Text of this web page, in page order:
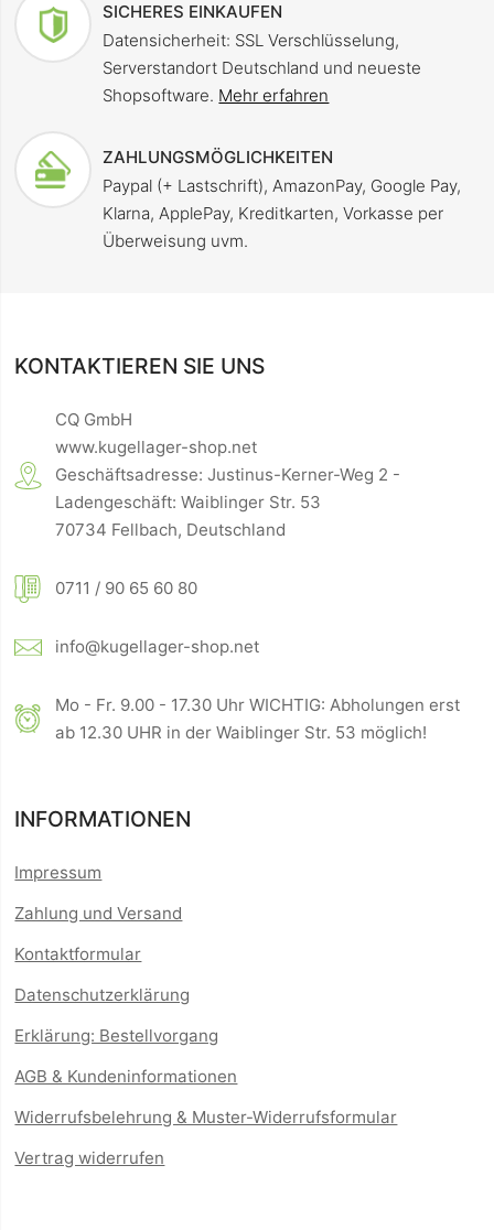
SICHERES EINKAUFEN
Datensicherheit: SSL Verschlüsselung,
Serverstandort Deutschland und neueste
Shopsoftware. Mehr erfahren
ZAHLUNGSMÖGLICHKEITEN
Paypal (+ Lastschrift), AmazonPay, Google Pay,
Klarna, ApplePay, Kreditkarten, Vorkasse per
Überweisung uvm.
KONTAKTIEREN SIE UNS
CQ GmbH
www.kugellager-shop.net
Geschäftsadresse: Justinus-Kerner-Weg 2 -
Ladengeschäft: Waiblinger Str. 53
70734 Fellbach, Deutschland
0711 / 90 65 60 80
info@kugellager-shop.net
Mo - Fr. 9.00 - 17.30 Uhr WICHTIG: Abholungen erst
ab 12.30 UHR in der Waiblinger Str. 53 möglich!
INFORMATIONEN
Impressum
Zahlung und Versand
Kontaktformular
Datenschutzerklärung
Erklärung: Bestellvorgang
AGB & Kundeninformationen
Widerrufsbelehrung & Muster-Widerrufsformular
Vertrag widerrufen